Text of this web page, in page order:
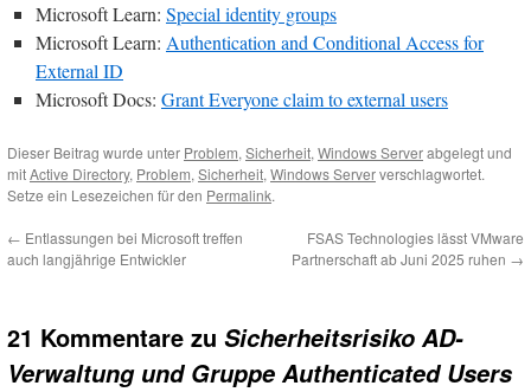
Microsoft Learn: Special identity groups
Microsoft Learn: Authentication and Conditional Access for
External ID
Microsoft Docs: Grant Everyone claim to external users
Dieser Beitrag wurde unter Problem, Sicherheit, Windows Serverabgelegt und
mitActive Directory, Problem, Sicherheit, Windows Serververschlagwortet.
Setze ein Lesezeichen für den Permalink.
← Entlassungen bei Microsoft treffen
auch langjährige Entwickler
FSAS Technologies lässt VMware
Partnerschaft ab Juni 2025 ruhen →
21 Kommentare zu Sicherheitsrisiko AD-
Verwaltung und Gruppe Authenticated Users